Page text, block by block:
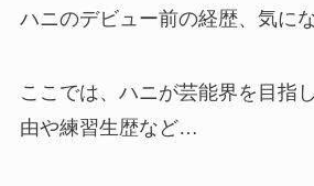
ハニのデビュー前の経歴、気に
ここでは、ハニが芸能界を目指
由や練習生歴など…